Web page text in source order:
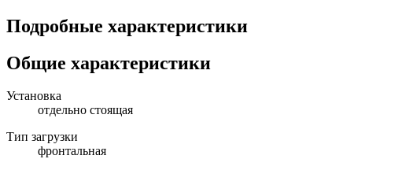
Подробные характеристики
Общие характеристики
Установка
отдельно стоящая
Тип загрузки
фронтальная